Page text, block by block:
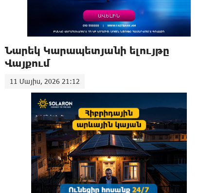
Նարեկ Կարապետյանի ելույթը
Վայքում
11 Մայիս, 2026 21:12